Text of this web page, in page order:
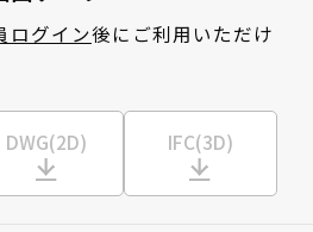
ログイン後にご利用いただけ
DWG(2D) IFC(3D)